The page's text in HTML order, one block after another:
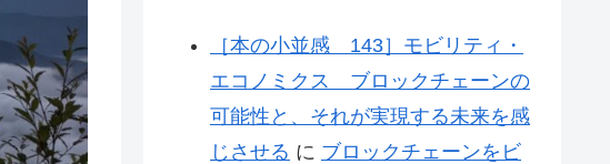
［本の小並感 143］モビリティ・
エコノミクス ブロックチェーンの
可能性と、それが実現する未来を感
じさせる に ブロックチェーンをビ